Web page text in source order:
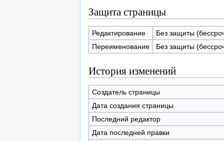
Защита страницы
Редактирование
Без защиты
Переименование
Без защиты
История изменений
Создатель страницы
Дата создания страницы
Последний редактор
Дата последней правки